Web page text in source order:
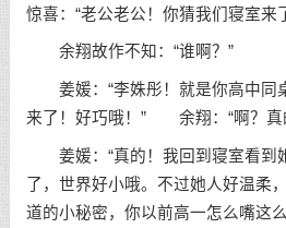
惊喜：“老公老公！你猜我们寝室来
余翔故作不知：“谁啊？”
姜媛：“李姝彤！就是你高中同
来了！好巧哦！” 余翔：“啊？真
姜媛：“真的！我回到寝室看到
了，世界好小哦。不过她人好温柔
道的小秘密，你以前高一怎么嘴这